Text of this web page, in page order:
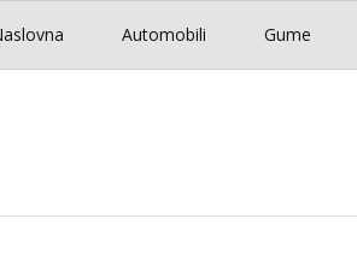
Automobili Gume